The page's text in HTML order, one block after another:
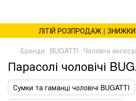
ЛІТІЙ РОЗПРОДАЖ |
Бренди BUGATTІ Чоловічі
Парасолі чоловічі
Сумки та гаманці чоловічі BUGATTI